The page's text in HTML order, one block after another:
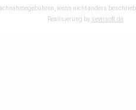
wenn nicht anders
Realisierung by sewisoft.de